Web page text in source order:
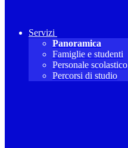
Servizi
Panoramica
Famiglie e studenti
Personale scolastico
Percorsi di studio